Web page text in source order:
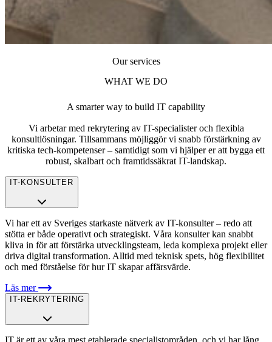
Our services
WHAT WE DO
A smarter way to build IT capability
Vi arbetar med rekrytering av IT-specialister och flexibla
konsultlösningar. Tillsammans möjliggör vi snabb förstärkning av
kritiska tech-kompetenser – samtidigt som vi hjälper er att bygga ett
robust, skalbart och framtidssäkrat IT-landskap.
IT-KONSULTER
Vi har ett av Sveriges starkaste nätverk av IT-konsulter – redo att
stötta er både operativt och strategiskt. Våra konsulter kan snabbt
kliva in för att förstärka utvecklingsteam, leda komplexa projekt eller
driva digital transformation. Alltid med teknisk spets, hög flexibilitet
och med förståelse för hur IT skapar affärsvärde.
Läs mer
IT-REKRYTERING